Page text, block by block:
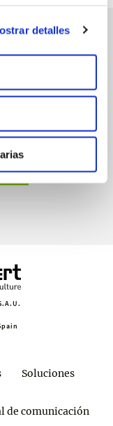
detalles
de formación y
newsletter.
Soluciones
de comunicación